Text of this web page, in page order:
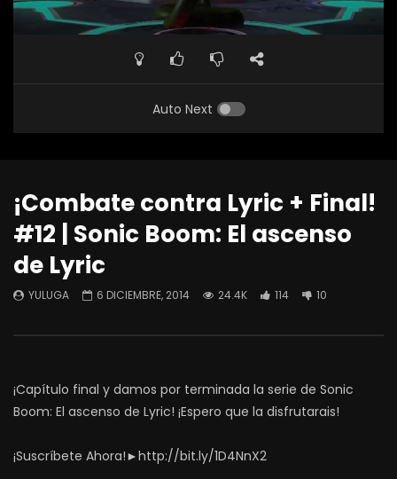
Auto Next
¡Combate contra Lyric + Final!
#12 | Sonic Boom: El ascenso
de Lyric
YULUGA 6 DICIEMBRE, 2014 24.4K 114 10
¡Capítulo final y damos por terminada la serie de Sonic
Boom: El ascenso de Lyric! ¡Espero que la disfrutarais!
¡Suscríbete Ahora!►http://bit.ly/1D4NnX2